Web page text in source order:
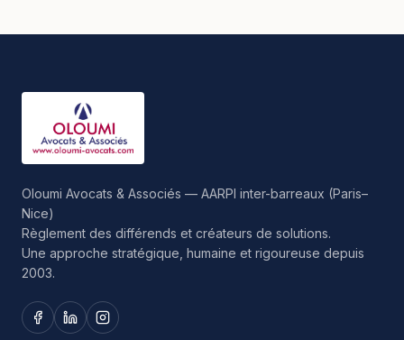
Oloumi Avocats & Associés — AARPI inter-barreaux (Paris–
Nice)
Règlement des différends et créateurs de solutions.
Une approche stratégique, humaine et rigoureuse depuis
2003.